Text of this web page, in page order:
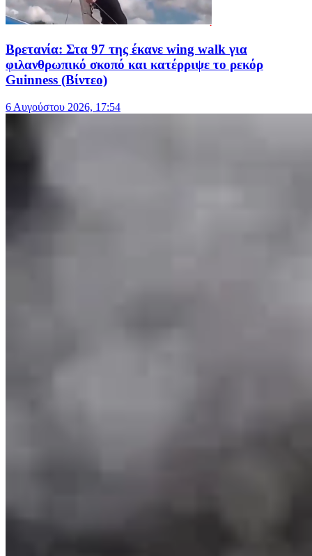
Βρετανία: Στα 97 της έκανε wing walk για
φιλανθρωπικό σκοπό και κατέρριψε το ρεκόρ
Guinness (Βίντεο)
6 Αυγούστου 2026, 17:54